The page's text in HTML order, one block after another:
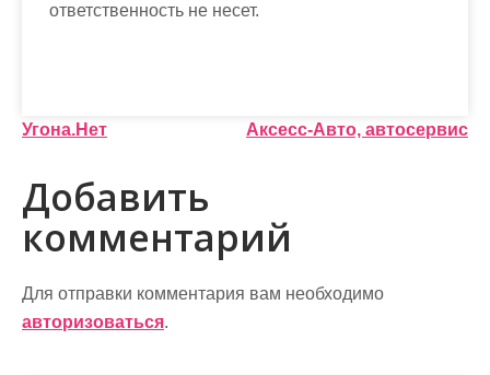
ответственность не несет.
Н
а
в
и
г
а
Угона.Нет Аксесс-Авто, автосервис
Добавить
комментарий
Для отправки комментария вам необходимо
авторизоваться.